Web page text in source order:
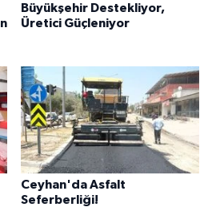
Büyükşehir Destekliyor,
Üretici Güçleniyor
Ceyhan'da Asfalt
Seferberliği!